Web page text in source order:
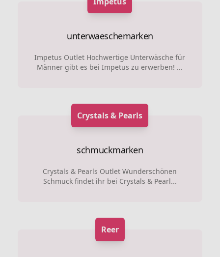
unterwaeschemarken
Impetus Outlet Hochwertige Unterwäsche für
Männer gibt es bei Impetus zu erwerben! ...
Crystals & Pearls
schmuckmarken
Crystals & Pearls Outlet Wunderschönen
Schmuck findet ihr bei Crystals & Pearl...
Reer